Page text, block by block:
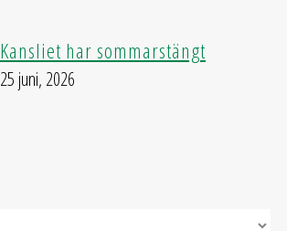
Kansliet har sommarstängt
25 juni, 2026